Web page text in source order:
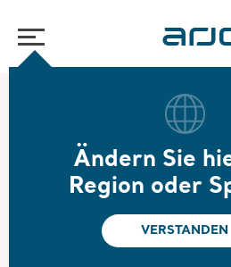
Ändern Sie
Region oder
VERSTANDEN
Frühmobilisierung /
Mit dem Sara Combilizer
verschiedenste